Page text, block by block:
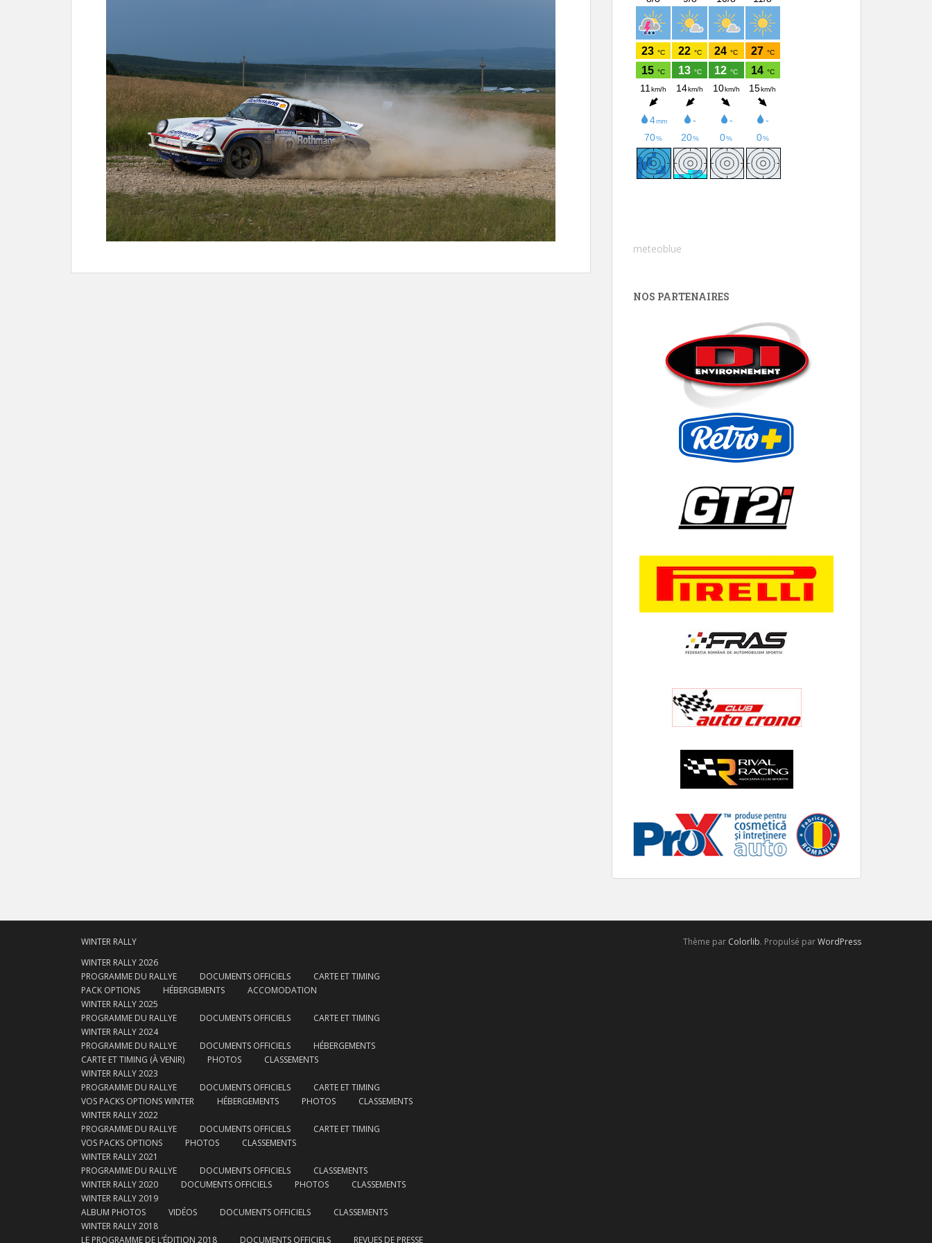
meteoblue
NOS PARTENAIRES
WINTER RALLY
WINTER RALLY 2026
PROGRAMME DU RALLYE
DOCUMENTS OFFICIELS
CARTE ET TIMING
PACK OPTIONS
HÉBERGEMENTS
ACCOMODATION
WINTER RALLY 2025
PROGRAMME DU RALLYE
DOCUMENTS OFFICIELS
CARTE ET TIMING
WINTER RALLY 2024
PROGRAMME DU RALLYE
DOCUMENTS OFFICIELS
HÉBERGEMENTS
CARTE ET TIMING (À VENIR)
PHOTOS
CLASSEMENTS
WINTER RALLY 2023
PROGRAMME DU RALLYE
DOCUMENTS OFFICIELS
CARTE ET TIMING
VOS PACKS OPTIONS WINTER
HÉBERGEMENTS PHOTOS
CLASSEMENTS
WINTER RALLY 2022
PROGRAMME DU RALLYE
DOCUMENTS OFFICIELS
CARTE ET TIMING
VOS PACKS OPTIONS
PHOTOS
CLASSEMENTS
WINTER RALLY 2021
PROGRAMME DU RALLYE
DOCUMENTS OFFICIELS
CLASSEMENTS
WINTER RALLY 2020
DOCUMENTS OFFICIELS PHOTOS
CLASSEMENTS
WINTER RALLY 2019
ALBUM PHOTOS
VIDÉOS DOCUMENTS OFFICIELS
CLASSEMENTS
WINTER RALLY 2018
LE PROGRAMME DE L’ÉDITION 2018
DOCUMENTS OFFICIELS REVUES DE PRESSE
Thème par Colorlib. Propulsé parWordPress